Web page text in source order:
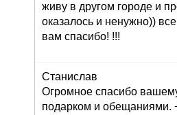
живу в другом городе и
оказалось и ненужно))
вам спасибо! !!!
Станислав
Огромное спасибо
подарком и обещаниями.